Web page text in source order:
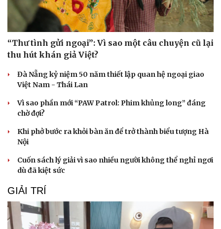
Tư vấn
Săn Tour
check-in
Đọc truyện đêm khuya
Cửa sổ tình yêu
Kể chuyện cho bé
“Thư tình gửi ngoại”: Vì sao một câu chuyện cũ lại
thu hút khán giả Việt?
Đà Nẵng kỷ niệm 50 năm thiết lập quan hệ ngoại giao
Việt Nam - Thái Lan
Vì sao phần mới “PAW Patrol: Phim khủng long” đáng
chờ đợi?
Khi phở bước ra khỏi bàn ăn để trở thành biểu tượng Hà
Nội
Cuốn sách lý giải vì sao nhiều người không thể nghỉ ngơi
dù đã kiệt sức
GIẢI TRÍ